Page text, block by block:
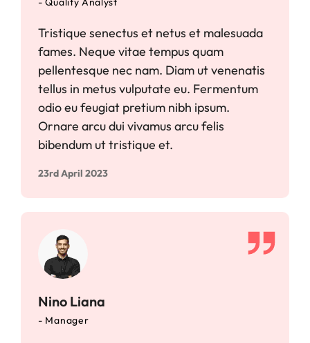
Tristique senectus et netus et malesuada
fames. Neque vitae tempus quam
pellentesque nec nam. Diam ut venenatis
tellus in metus vulputate eu. Fermentum
odio eu feugiat pretium nibh ipsum.
Ornare arcu dui vivamus arcu felis
bibendum ut tristique et.
23rd April 2023
Nino Liana
- Manager